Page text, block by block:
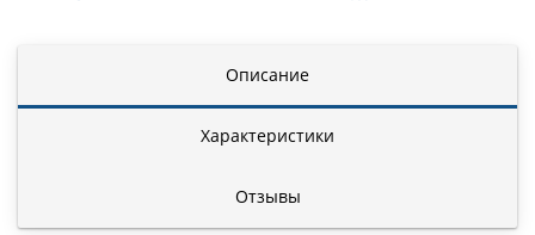
Описание
Характеристики
Отзывы